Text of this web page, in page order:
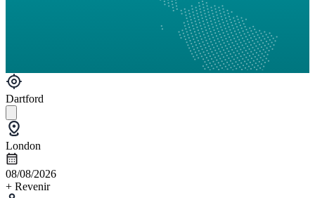
Dartford
London
08/08/2026
+ Revenir